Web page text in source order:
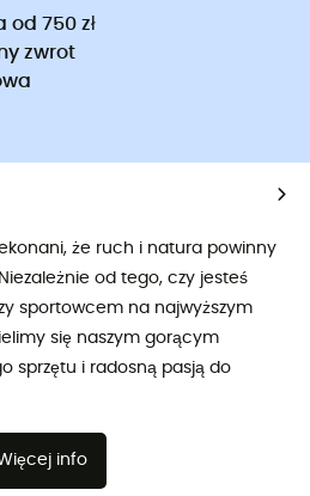
750 zł
zwrot
że ruch i natura powinny
od tego, czy jesteś
sportowcem na najwyższym
się naszym gorącym
sprzętu i radosną pasją do
info